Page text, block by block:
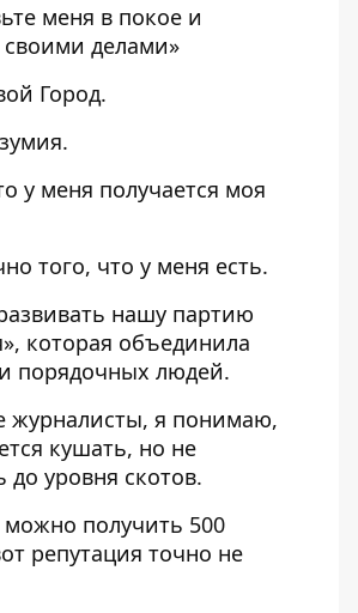
меня в покое и
делами»
Город.
у меня получается моя
того, что у меня есть.
нашу партию
которая объединила
порядочных людей.
журналисты, я понимаю,
кушать, но не
до уровня скотов.
можно получить 500
репутация точно не